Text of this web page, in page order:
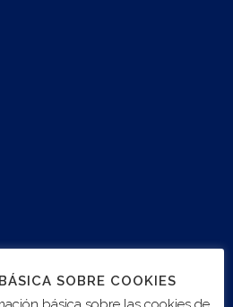
SOBRE COOKIES